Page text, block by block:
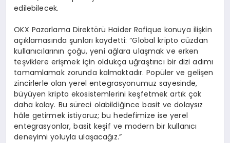
edilebilecek.
OKX Pazarlama Direktörü Haider Rafique konuya ilişkin
açıklamasında şunları kaydetti: “Global kripto cüzdan
kullanıcılarının çoğu, yeni ağlara ulaşmak ve erken
teşviklere erişmek için oldukça uğraştırıcı bir dizi adımı
tamamlamak zorunda kalmaktadır. Popüler ve gelişen
zincirlerle olan yerel entegrasyonumuz sayesinde,
büyüyen kripto ekosistemlerini keşfetmek artık çok
daha kolay. Bu süreci olabildiğince basit ve dolaysız
hâle getirmek istiyoruz; bu hedefimize ise yerel
entegrasyonlar, basit keşif ve modern bir kullanıcı
deneyimi yoluyla ulaşacağız.”